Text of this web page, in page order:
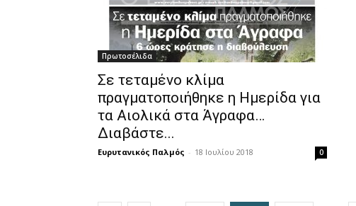
Πρωτοσέλιδα
Σε τεταμένο κλίμα
πραγματοποιήθηκε η Ημερίδα για
τα Αιολικά στα Άγραφα…
Διαβάστε...
Ευρυτανικός Παλμός - 18 Ιουλίου 2018 0